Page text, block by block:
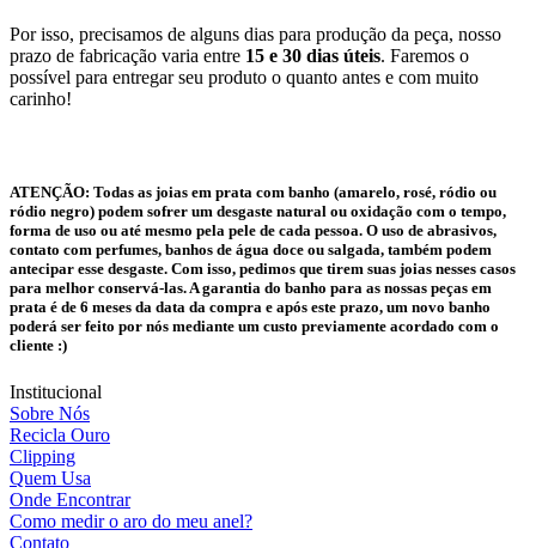
Por isso, precisamos de alguns dias para produção da peça, nosso
prazo de fabricação varia entre 15 e 30 dias úteis. Faremos o
possível para entregar seu produto o quanto antes e com muito
carinho!
ATENÇÃO: Todas as joias em prata com banho (amarelo, rosé, ródio ou
ródio negro) podem sofrer um desgaste natural ou oxidação com o tempo,
forma de uso ou até mesmo pela pele de cada pessoa. O uso de abrasivos,
contato com perfumes, banhos de água doce ou salgada, também podem
antecipar esse desgaste. Com isso, pedimos que tirem suas joias nesses casos
para melhor conservá-las. A garantia do banho para as nossas peças em
prata é de 6 meses da data da compra e após este prazo, um novo banho
poderá ser feito por nós mediante um custo previamente acordado com o
cliente :)
Institucional
Sobre Nós
Recicla Ouro
Clipping
Quem Usa
Onde Encontrar
Como medir o aro do meu anel?
Contato